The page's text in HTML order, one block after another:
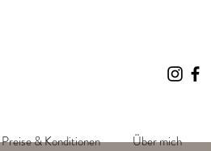
Preise & Konditionen Über mich